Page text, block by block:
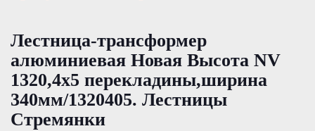
Лестница-трансформер
алюминиевая Новая Высота NV
1320,4х5 перекладины,ширина
340мм/1320405. Лестницы
Стремянки